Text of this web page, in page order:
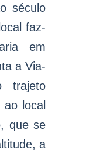
século
faz-
em
a Via-
trajeto
ao local
que se
a